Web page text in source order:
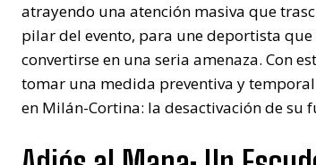
atrayendo una atención masiva que
pilar del evento, para une deportista
convertirse en una seria amenaza. Con
tomar una medida preventiva y
en Milán-Cortina: la desactivación de su